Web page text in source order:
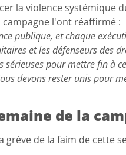
la violence systémique
campagne l'ont réaffirmé :
publique, et chaque
et les défenseurs des
pour mettre fin à
devons rester unis pour
de la
de la faim de cette